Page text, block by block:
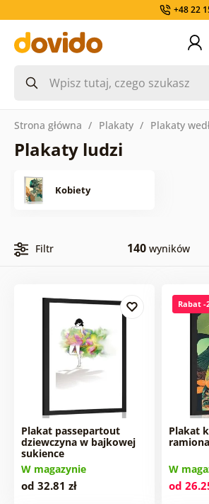
+48 22
Strona główna Plakaty Plakaty
Plakaty ludzi
Kobiety
Filtr 140wyników
Plakat passepartout
dziewczyna w bajkowej
sukience
W magazynie
od 32.81 zł
Rabat -
Plakat
W
od